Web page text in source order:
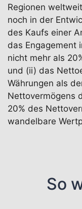
Regionen
noch in der
des Kaufs einer
das Engagement
nicht mehr als
und (ii) das
Währungen als
Nettovermögens
20% des
wandelbare
So